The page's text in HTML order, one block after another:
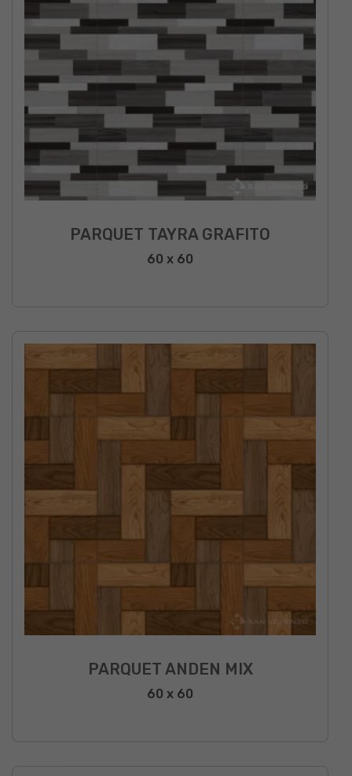
PARQUET TAYRA GRAFITO
60 x 60
PARQUET ANDEN MIX
60 x 60